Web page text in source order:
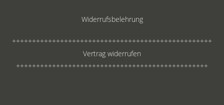
Widerrufsbelehrung
++++++++++++++++++++++++++++++++++++++++++++++++++
Vertrag widerrufen
++++++++++++++++++++++++++++++++++++++++++++++++